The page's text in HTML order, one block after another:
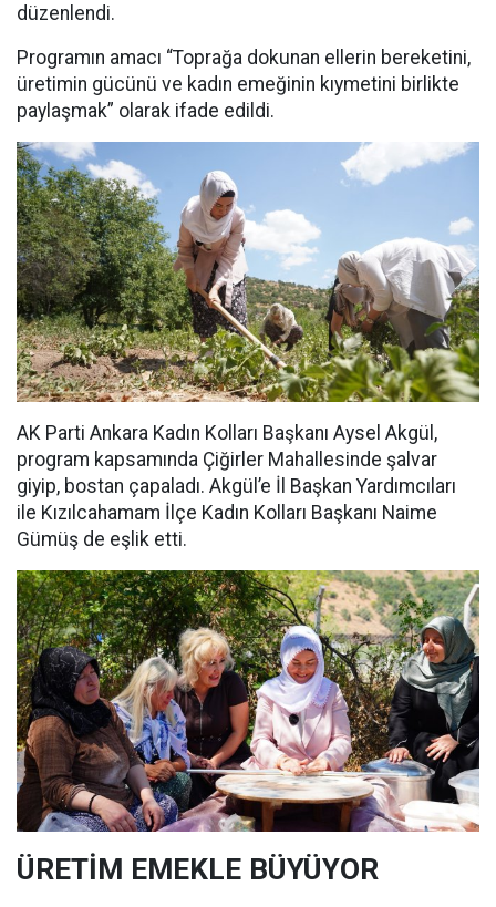
düzenlendi.
Programın amacı “Toprağa dokunan ellerin bereketini,
üretimin gücünü ve kadın emeğinin kıymetini birlikte
paylaşmak” olarak ifade edildi.
AK Parti Ankara Kadın Kolları Başkanı Aysel Akgül,
program kapsamında Çiğirler Mahallesinde şalvar
giyip, bostan çapaladı. Akgül’e İl Başkan Yardımcıları
ile Kızılcahamam İlçe Kadın Kolları Başkanı Naime
Gümüş de eşlik etti.
ÜRETİM EMEKLE BÜYÜYOR